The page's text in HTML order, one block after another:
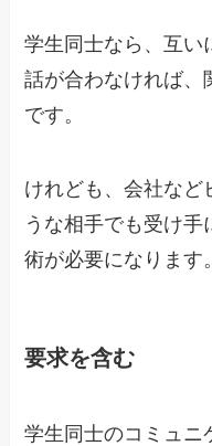
学生同士なら、互い
話が合わなければ、
です。
けれども、会社など
うな相手でも受け
術が必要になります。
要求を含む
学生同士のコミュニ